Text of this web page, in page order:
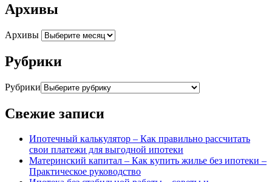
Архивы
Архивы
Рубрики
Рубрики
Свежие записи
Ипотечный калькулятор – Как правильно рассчитать
свои платежи для выгодной ипотеки
Материнский капитал – Как купить жилье без ипотеки –
Практическое руководство